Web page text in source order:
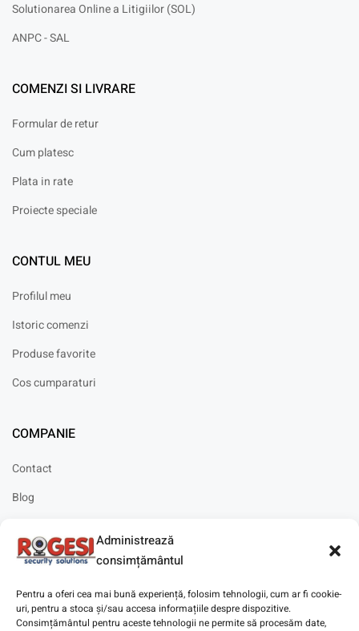
Administrează
consimțământul
Pentru a oferi cea mai bună experiență, folosim tehnologii, cum ar fi cookie-
uri, pentru a stoca și/sau accesa informațiile despre dispozitive.
Consimțământul pentru aceste tehnologii ne permite să procesăm date,
Solutionarea Online a Litigiilor (SOL)
ANPC - SAL
COMENZI SI LIVRARE
Formular de retur
Cum platesc
Plata in rate
Proiecte speciale
CONTUL MEU
Profilul meu
Istoric comenzi
Produse favorite
Cos cumparaturi
COMPANIE
Contact
Blog
Solicitare instalare